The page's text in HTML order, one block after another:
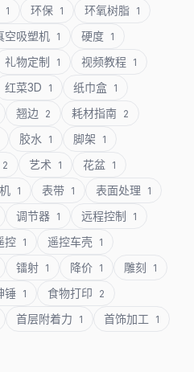
1 环保 1 环氧树脂 1
空吸塑机 1 硬度 1
礼物定制 1 视频教程 1
红菜3D 1 纸巾盒 1
翘边 2 耗材指南 2
胶水 1 脚架 1
2 艺术 1 花盆 1
1 表带 1 表面处理 1
调节器 1 远程控制 1
控 1 遥控车壳 1
镭射 1 降价 1 雕刻 1
锤 1 食物打印 2
首层附着力 1 首饰加工 1